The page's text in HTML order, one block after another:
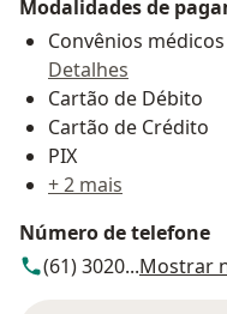
Modalidades de
Convênios
Detalhes
Cartão de Débito
Cartão de Crédito
PIX
+ 2 mais
Número de telefone
(61) 3020...Mostrar